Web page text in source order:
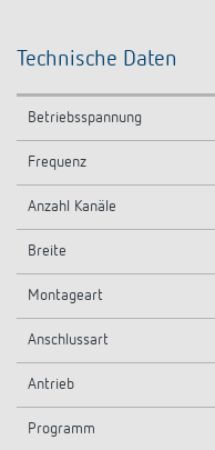
Technische Daten
Betriebsspannung
Frequenz
Anzahl Kanäle
Breite
Montageart
Anschlussart
Antrieb
Programm